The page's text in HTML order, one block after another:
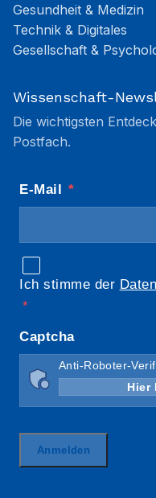
Gesundheit & Medizin
Technik & Digitales
Gesellschaft &
Wissenschaft-
Die wichtigsten
Postfach.